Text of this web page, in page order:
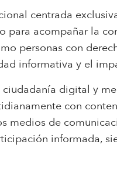
centrada
para acompañar la
personas con
informativa y el
digital y
con
medios de
informada,